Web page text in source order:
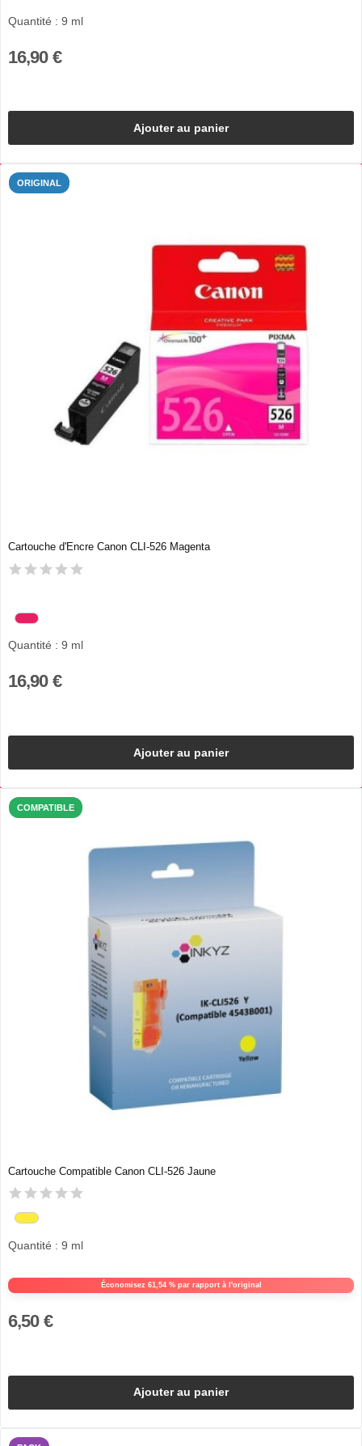
Quantité : 9 ml
16,90 €
Ajouter au panier
ORIGINAL
Cartouche d'Encre Canon CLI-526 Magenta
Quantité : 9 ml
16,90 €
Ajouter au panier
COMPATIBLE
Cartouche Compatible Canon CLI-526 Jaune
Économisez 61,54 % par rapport à l'original
Quantité : 9 ml
6,50 €
Ajouter au panier